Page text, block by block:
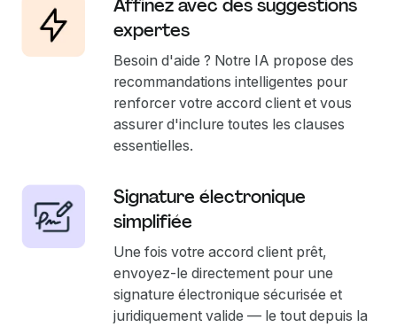
Affinez avec des suggestions
expertes
Besoin d'aide ? Notre IA propose des
recommandations intelligentes pour
renforcer votre accord client et vous
assurer d'inclure toutes les clauses
essentielles.
Signature électronique
simplifiée
Une fois votre accord client prêt,
envoyez-le directement pour une
signature électronique sécurisée et
juridiquement valide — le tout depuis la